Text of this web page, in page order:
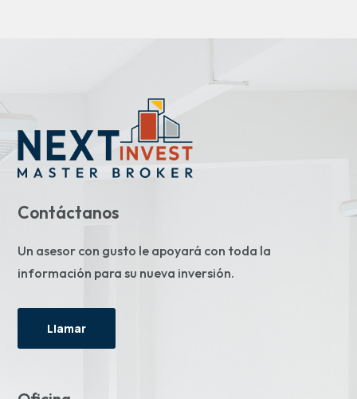
Contáctanos
Un asesor con gusto le apoyará con toda la
información para su nueva inversión.
Llamar